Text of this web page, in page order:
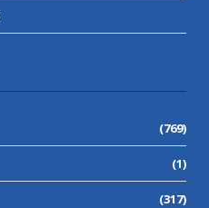
(769)
(1)
(317)